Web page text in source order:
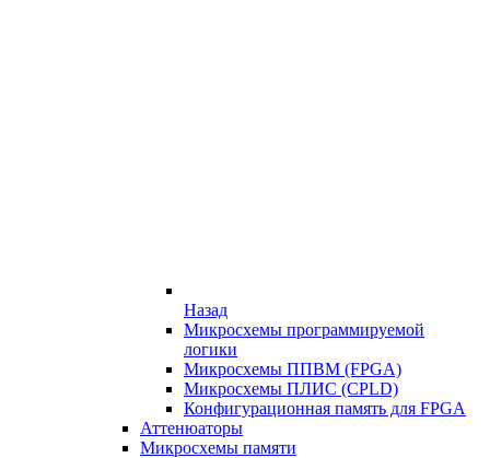
Назад
Микросхемы программируемой
логики
Микросхемы ППВМ (FPGA)
Микросхемы ПЛИС (CPLD)
Конфигурационная память для FPGA
Аттенюаторы
Микросхемы памяти